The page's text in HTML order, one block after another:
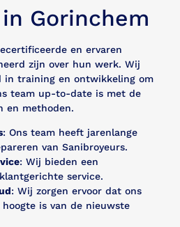
Gorinchem
en ervaren
zijn over hun werk. Wij
in training en ontwikkeling om
team up-to-date is met de
en methoden.
: Ons team heeft jarenlange
van Sanibroyeurs.
: Wij bieden een
service.
: Wij zorgen ervoor dat ons
is van de nieuwste